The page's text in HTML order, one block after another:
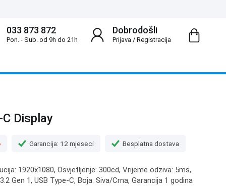
Dobrodošli
Prijava/ Registracija
033 873 872
Pon. - Sub. od 9h do 21h
Display
Garancija: 12 mjeseci Besplatna dostava
1920x1080, Osvjetljenje: 300cd, Vrijeme odziva: 5ms,
Gen 1, USB Type-C, Boja: Siva/Crna, Garancija 1 godina